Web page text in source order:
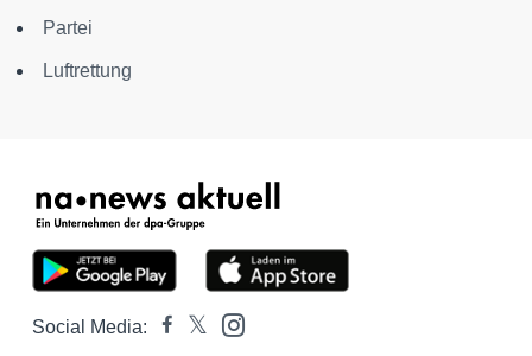
Partei
Luftrettung
Social Media: